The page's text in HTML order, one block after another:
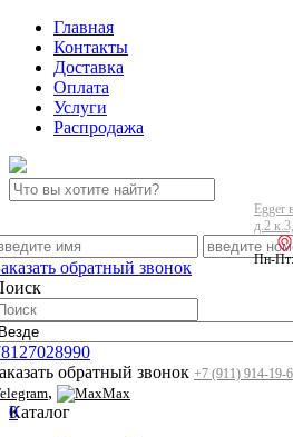
Главная
Контакты
Доставка
Оплата
Услуги
Распродажа
Egger
д.2
Пн-Пт:
обратный звонок
обратный звонок +7 (911) 914-19-
, Max
0
Каталог